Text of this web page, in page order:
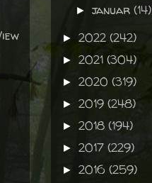
►januar(14)
► 2022 (242)
► 2021 (304)
► 2020 (319)
► 2019 (248)
► 2018 (194)
► 2017 (229)
► 2016 (259)